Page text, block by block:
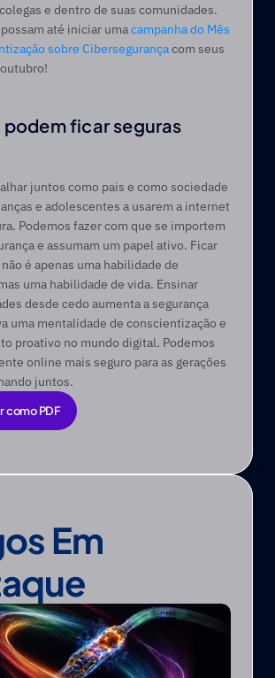
e dentro de suas comunidades.
até iniciar uma campanha do Mês
sobre Cibersegurança com seus
podem ficar seguras
juntos como pais e como sociedade
e adolescentes a usarem a internet
Podemos fazer com que se importem
e assumam um papel ativo. Ficar
é apenas uma habilidade de
uma habilidade de vida. Ensinar
desde cedo aumenta a segurança
uma mentalidade de conscientização e
proativo no mundo digital. Podemos
online mais seguro para as gerações
juntos.
como PDF
como PDF
Em